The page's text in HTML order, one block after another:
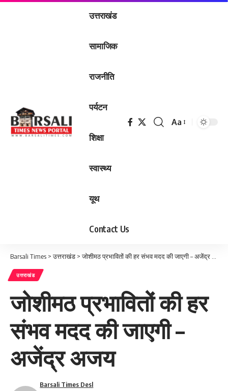
उत्तराखंड
सामाजिक
राजनीति
पर्यटन
शिक्षा
स्वास्थ्य
यूथ
Contact Us
Font
Aa
Barsali Times >उत्तराखंड >जोशीमठ प्रभावितों की हर संभव मदद की जाएगी – अजेंद्र अजय
उत्तराखंड
जोशीमठ प्रभावितों की हर
संभव मदद की जाएगी –
अजेंद्र अजय
Barsali Times Desl